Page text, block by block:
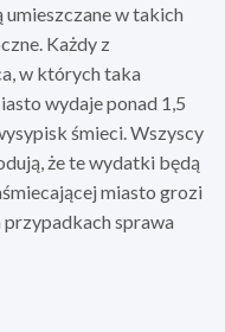
umieszczane w takich
Każdy z
w których taka
wydaje ponad 1,5
śmieci. Wszyscy
że te wydatki będą
miasto grozi
przypadkach sprawa